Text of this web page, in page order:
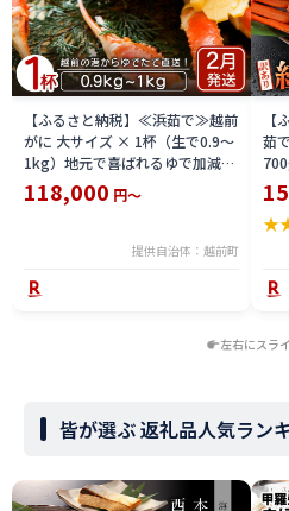
【ふるさと納税】≪浜茹で≫越前
がに 大サイズ × 1杯（生で0.9〜
1kg）地元で喜ばれるゆで加減・
塩加減で越前の港から直送！【雄
ズワイガニ ずわいがに 越前ガニ
送分】希望日指定可 備考欄に希
x004_02]
118,000 円～
提供自治体：越前町
茹
付
ボ
分
★
左右にスラ
皆が選ぶ 返礼品人気ラン